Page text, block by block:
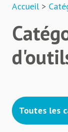
Accueil >
Toutes les